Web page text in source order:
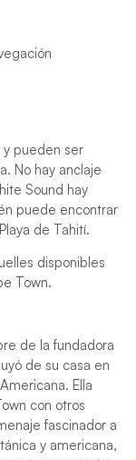
y pueden ser
No hay anclaje
Sound hay
puede encontrar
de Tahití.
disponibles
Town.
de la fundadora
de su casa en
Ella
con otros
fascinador a
y americana,